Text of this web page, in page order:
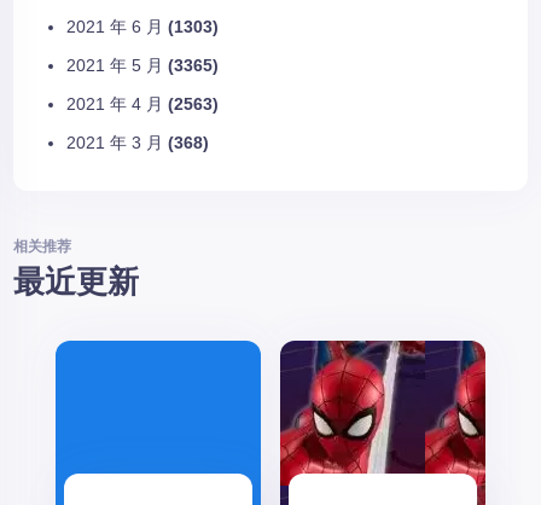
2021 年 6 月 (1303)
2021 年 5 月 (3365)
2021 年 4 月 (2563)
2021 年 3 月 (368)
相关推荐
最近更新